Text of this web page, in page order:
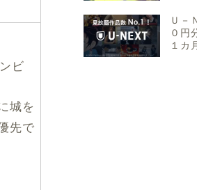
ビ
城を
先で
Ｕ－
０円
１カ